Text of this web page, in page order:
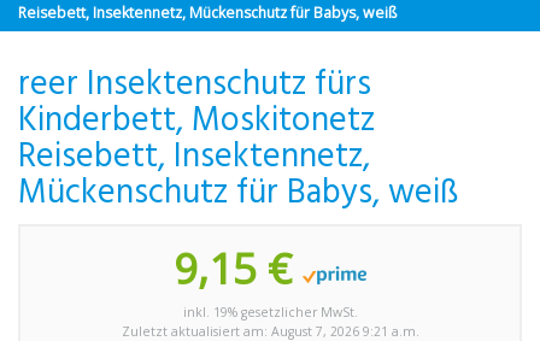
Reisebett, Insektennetz, Mückenschutz für Babys, weiß
reer Insektenschutz fürs
Kinderbett, Moskitonetz
Reisebett, Insektennetz,
Mückenschutz für Babys, weiß
9,15 €
inkl. 19% gesetzlicher MwSt.
Zuletzt aktualisiert am: August 7, 2026 9:21 a.m.